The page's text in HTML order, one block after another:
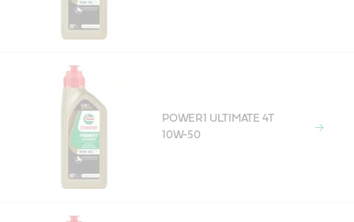
POWER1 ULTIMATE 4T
10W-50